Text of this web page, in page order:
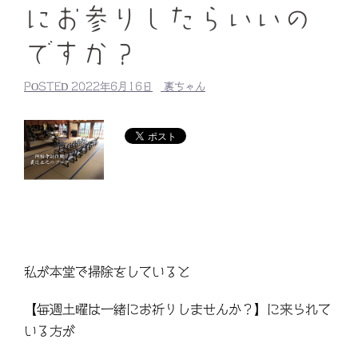
にお参りしたらいいの
ですか？
POSTED 2022年6月16日 裏ちゃん
私が本堂で掃除をしていると
【毎週土曜は一緒にお祈りしませんか？】に来られて
いる方が